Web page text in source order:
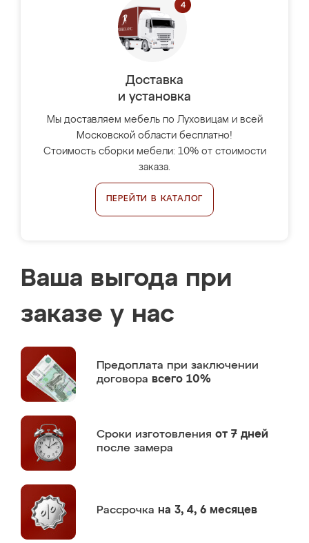
Доставка
и установка
Мы доставляем мебель по Луховицам и всей
Московской области бесплатно!
Стоимость сборки мебели: 10% от стоимости
заказа.
ПЕРЕЙТИ В КАТАЛОГ
Ваша выгода при
заказе у нас
Предоплата при заключении
договора всего 10%
Сроки изготовления от 7 дней
после замера
Рассрочка на 3, 4, 6 месяцев